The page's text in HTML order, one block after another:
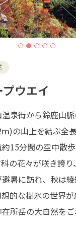
ウエイ
泉街から鈴鹿山
)の山上を結ぶ全
15分間の空中散
の花々が咲き誇り
暑に訪れ、秋は
的な樹氷の世界が
所岳の大自然を